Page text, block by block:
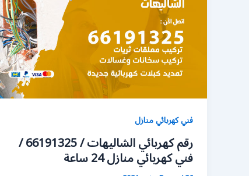
فني كهربائي منازل
رقم كهربائي الشاليهات / 66191325 /
فني كهربائي منازل 24 ساعة